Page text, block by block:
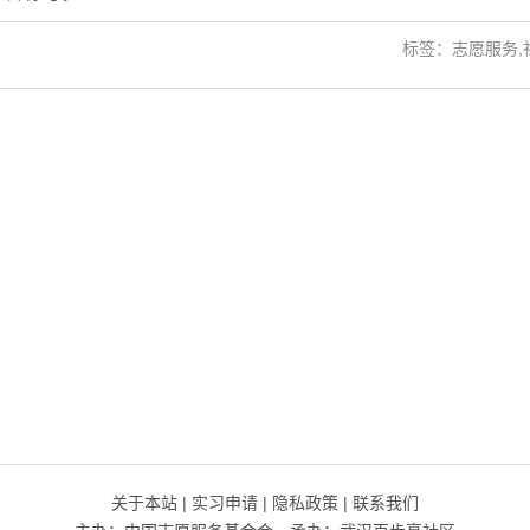
标签：志愿服务,
关于本站 | 实习申请 | 隐私政策 | 联系我们